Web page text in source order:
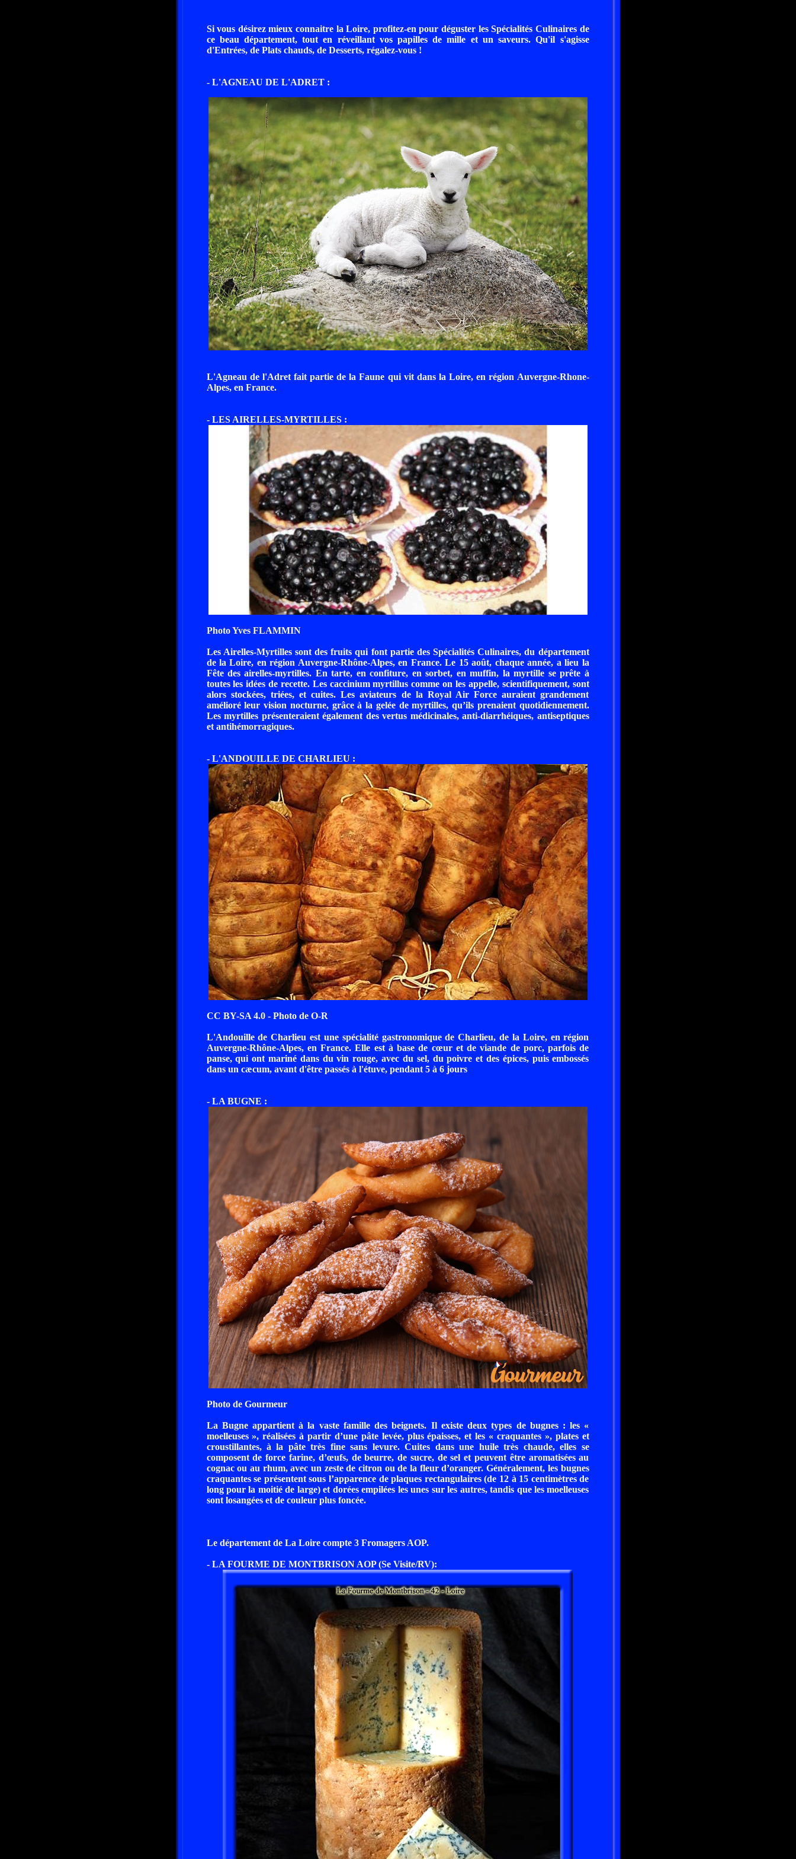
Si vous désirez mieux connaitre la Loire, profitez-en pour déguster les Spécialités Culinaires de
ce beau département, tout en réveillant vos papilles de mille et un saveurs. Qu'il s'agisse
d'Entrées, de Plats chauds, de Desserts, régalez-vous !
- L'AGNEAU DE L'ADRET :
L'Agneau de l'Adret fait partie de la Faune qui vit dans la Loire, en région Auvergne-Rhone-
Alpes, en France.
- LES AIRELLES-MYRTILLES :
Photo Yves FLAMMIN
Les Airelles-Myrtilles sont des fruits qui font partie des Spécialités Culinaires, du département
de la Loire, en région Auvergne-Rhône-Alpes, en France. Le 15 août, chaque année, a lieu la
Fête des airelles-myrtilles. En tarte, en confiture, en sorbet, en muffin, la myrtille se prête à
toutes les idées de recette. Les caccinium myrtillus comme on les appelle, scientifiquement, sont
alors stockées, triées, et cuites. Les aviateurs de la Royal Air Force auraient grandement
amélioré leur vision nocturne, grâce à la gelée de myrtilles, qu’ils prenaient quotidiennement.
Les myrtilles présenteraient également des vertus médicinales, anti-diarrhéiques, antiseptiques
et antihémorragiques.
- L'ANDOUILLE DE CHARLIEU :
CC BY-SA 4.0 - Photo de O-R
L'Andouille de Charlieu est une spécialité gastronomique de Charlieu, de la Loire, en région
Auvergne-Rhône-Alpes, en France. Elle est à base de cœur et de viande de porc, parfois de
panse, qui ont mariné dans du vin rouge, avec du sel, du poivre et des épices, puis embossés
dans un cæcum, avant d'être passés à l'étuve, pendant 5 à 6 jours
- LA BUGNE :
Photo de Gourmeur
La Bugne appartient à la vaste famille des beignets. Il existe deux types de bugnes : les «
moelleuses », réalisées à partir d’une pâte levée, plus épaisses, et les « craquantes », plates et
croustillantes, à la pâte très fine sans levure. Cuites dans une huile très chaude, elles se
composent de force farine, d’œufs, de beurre, de sucre, de sel et peuvent être aromatisées au
cognac ou au rhum, avec un zeste de citron ou de la fleur d’oranger. Généralement, les bugnes
craquantes se présentent sous l’apparence de plaques rectangulaires (de 12 à 15 centimètres de
long pour la moitié de large) et dorées empilées les unes sur les autres, tandis que les moelleuses
sont losangées et de couleur plus foncée.
Le département de La Loire compte 3 Fromagers AOP.
- LA FOURME DE MONTBRISON AOP (Se Visite/RV):